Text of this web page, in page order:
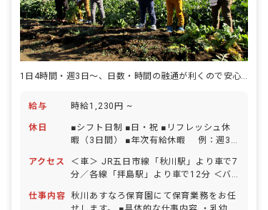
1日4時間・週3日～、日数・時間の融通が利くので安心です！車通勤OK
給与 時給1,230円 ~
休日
■シフト日制 ■日・祝 ■リフレッシュ休
暇（3日間） ■年次有給休暇 例：週3
経過後に3日追加、計5日 週5日勤務
の場合…入職時に3日付与、3カ月経過後
に7日追加、計10日 ※取得率93％／1時
間単位で取得可能！ ■特別休暇 ※健康診
アクセス
＜車＞ JR五日市線「秋川駅」より車で7
分／各線「拝島駅」より車で12分 ＜バ
ス（永田橋経由の各線）乗車 バス停「草
仕事内容 秋川あすなろ保育園にて保育業務をお任